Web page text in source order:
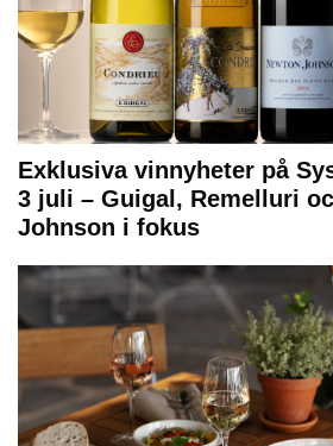
Exklusiva vinnyheter på
3 juli – Guigal, Remelluri
Johnson i fokus